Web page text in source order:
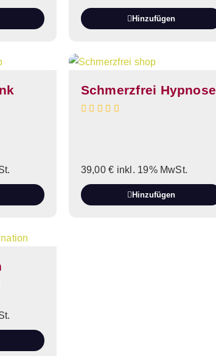
Hinzufügen
Schmerzfrei Hypnose
39,00€ inkl. 19% MwSt.
Hinzufügen